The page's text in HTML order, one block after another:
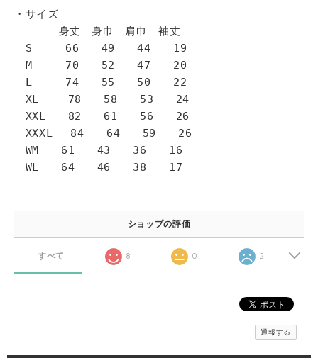
・サイズ
身丈 身巾 肩巾 袖丈
S 66 49 44 19
M 70 52 47 20
L 74 55 50 22
XL 78 58 53 24
XXL 82 61 56 26
XXXL 84 64 59 26
WM 61 43 36 16
WL 64 46 38 17
ショップの評価
すべて 8 0 2
通報する